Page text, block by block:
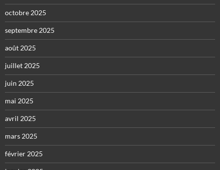
octobre 2025
septembre 2025
août 2025
juillet 2025
juin 2025
mai 2025
avril 2025
mars 2025
février 2025